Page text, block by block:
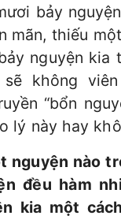
bảy
mãn, thiếu
nguyện kia
không
“bổn
lý này hay
nguyện nào
đều hàm
kia một